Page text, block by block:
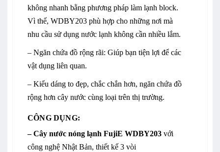
không nhanh bằng phương pháp làm lạnh block.
Vì thế, WDBY203 phù hợp cho những nơi mà
nhu cầu sử dụng nước lạnh không cần nhiều lắm.
– Ngăn chứa đồ rộng rãi: Giúp bạn tiện lợi để các
vật dụng liên quan.
– Kiểu dáng to đẹp, chắc chắn hơn, ngăn chứa đồ
rộng hơn cây nước cùng loại trên thị trường.
CÔNG DỤNG:
–Cây nước nóng lạnh FujiE WDBY203 với
công nghệ Nhật Bản, thiết kế 3 vòi